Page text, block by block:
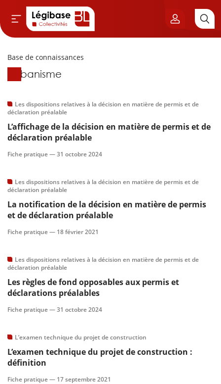
& Cimetières
& Élu local
& Finances locales
publique
Base de connaissances
Base de connaissances
Urbanisme
Les dispositions relatives à la décision en matière de permis et de
déclaration préalable
L’affichage de la décision en matière de permis et de
déclaration préalable
Fiche pratique —31 octobre 2024
Les dispositions relatives à la décision en matière de permis et de
déclaration préalable
La notification de la décision en matière de permis
et de déclaration préalable
Fiche pratique — 18 février 2021
Les dispositions relatives à la décision en matière de permis et de
déclaration préalable
Les règles de fond opposables aux permis et
déclarations préalables
Fiche pratique —31 octobre 2024
L’examen technique du projet de construction
L’examen technique du projet de construction :
définition
Fiche pratique — 17 septembre 2021